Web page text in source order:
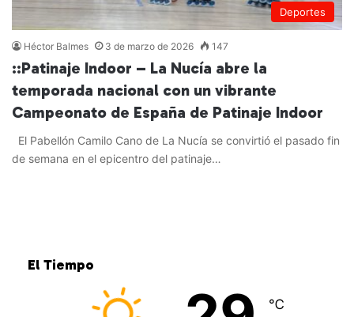
Deportes
Héctor Balmes 3 de marzo de 2026 147
::Patinaje Indoor – La Nucía abre la
temporada nacional con un vibrante
Campeonato de España de Patinaje Indoor
El Pabellón Camilo Cano de La Nucía se convirtió el pasado fin
de semana en el epicentro del patinaje…
El Tiempo
℃